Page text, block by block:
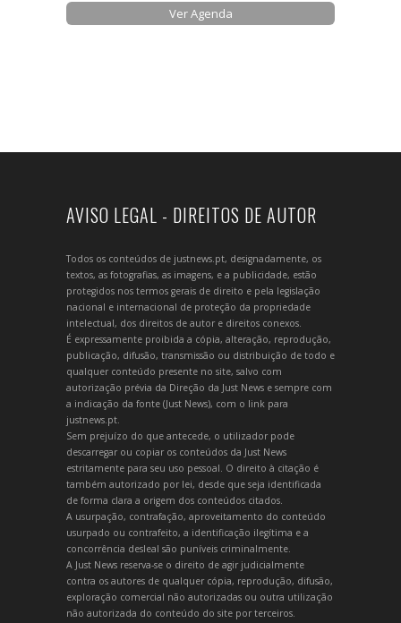
Ver Agenda
AVISO LEGAL - DIREITOS DE AUTOR
Todos os conteúdos de justnews.pt, designadamente, os
textos, as fotografias, as imagens, e a publicidade, estão
protegidos nos termos gerais de direito e pela legislação
nacional e internacional de proteção da propriedade
intelectual, dos direitos de autor e direitos conexos.
É expressamente proibida a cópia, alteração, reprodução,
publicação, difusão, transmissão ou distribuição de todo e
qualquer conteúdo presente no site, salvo com
autorização prévia da Direção da Just News e sempre com
a indicação da fonte (Just News), com o link para
justnews.pt.
Sem prejuízo do que antecede, o utilizador pode
descarregar ou copiar os conteúdos da Just News
estritamente para seu uso pessoal. O direito à citação é
também autorizado por lei, desde que seja identificada
de forma clara a origem dos conteúdos citados.
A usurpação, contrafação, aproveitamento do conteúdo
usurpado ou contrafeito, a identificação ilegítima e a
concorrência desleal são puníveis criminalmente.
A Just News reserva-se o direito de agir judicialmente
contra os autores de qualquer cópia, reprodução, difusão,
exploração comercial não autorizadas ou outra utilização
não autorizada do conteúdo do site por terceiros.